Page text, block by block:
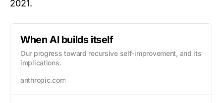
2021.
When AI builds itself
Our progress toward recursive self-improvement, and its
implications.
anthropic.com